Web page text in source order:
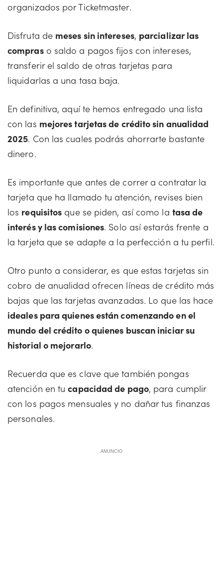
organizados por Ticketmaster.
Disfruta de meses sin intereses, parcializar las
compraso saldo a pagos fijos con intereses,
transferir el saldo de otras tarjetas para
liquidarlas a una tasa baja.
En definitiva, aquí te hemos entregado una lista
con las mejores tarjetas de crédito sin anualidad
2025. Con las cuales podrás ahorrarte bastante
dinero.
Es importante que antes de correr a contratar la
tarjeta que ha llamado tu atención, revises bien
los requisitos que se piden, así como la tasa de
interés y las comisiones. Solo así estarás frente a
la tarjeta que se adapte a la perfección a tu perfil.
Otro punto a considerar, es que estas tarjetas sin
cobro de anualidad ofrecen líneas de crédito más
bajas que las tarjetas avanzadas. Lo que las hace
ideales para quienes están comenzando en el
mundo del crédito o quienes buscan iniciar su
historial o mejorarlo.
Recuerda que es clave que también pongas
atención en tucapacidad de pago, para cumplir
con los pagos mensuales y no dañar tus finanzas
personales.
ANUNCIO